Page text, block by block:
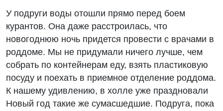
У подруги воды отошли прямо перед боем
курантов. Она даже расстроилась, что
новогоднюю ночь придется провести с врачами в
роддоме. Мы не придумали ничего лучше, чем
собрать по контейнерам еду, взять пластиковую
посуду и поехать в приемное отделение роддома.
К нашему удивлению, в холле уже праздновали
Новый год такие же сумасшедшие. Подруга, пока